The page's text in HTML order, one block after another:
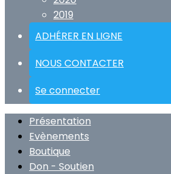
2019
ADHÉRER EN LIGNE
NOUS CONTACTER
Se connecter
Présentation
Evènements
Boutique
Don - Soutien